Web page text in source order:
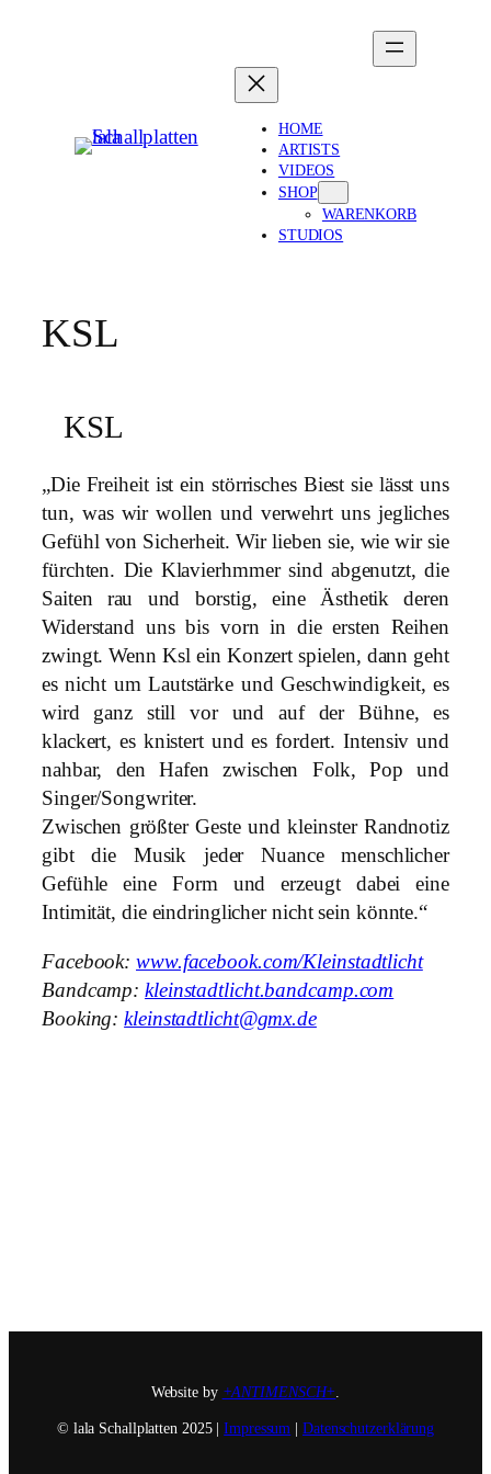
HOME
ARTISTS
VIDEOS
SHOP
WARENKORB
STUDIOS
KSL
KSL
„Die Freiheit ist ein störrisches Biest sie lässt uns
tun, was wir wollen und verwehrt uns jegliches
Gefühl von Sicherheit. Wir lieben sie, wie wir sie
fürchten. Die Klavierhmmer sind abgenutzt, die
Saiten rau und borstig, eine Ästhetik deren
Widerstand uns bis vorn in die ersten Reihen
zwingt. Wenn Ksl ein Konzert spielen, dann geht
es nicht um Lautstärke und Geschwindigkeit, es
wird ganz still vor und auf der Bühne, es
klackert, es knistert und es fordert. Intensiv und
nahbar, den Hafen zwischen Folk, Pop und
Singer/Songwriter.
Zwischen größter Geste und kleinster Randnotiz
gibt die Musik jeder Nuance menschlicher
Gefühle eine Form und erzeugt dabei eine
Intimität, die eindringlicher nicht sein könnte.“
Facebook:www.facebook.com/Kleinstadtlicht
Bandcamp:kleinstadtlicht.bandcamp.com
Booking:kleinstadtlicht@gmx.de
Website by +ANTIMENSCH+
© lala Schallplatten 2025 |Impressum | Datenschutzerklärung